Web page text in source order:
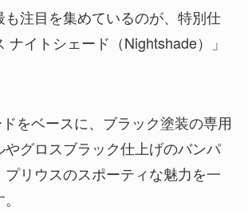
注目を集めているのが、特別仕
ナイトシェード（Nightshade）」
をベースに、ブラック塗装の専用
やグロスブラック仕上げのバンパ
プリウスのスポーティな魅力を一